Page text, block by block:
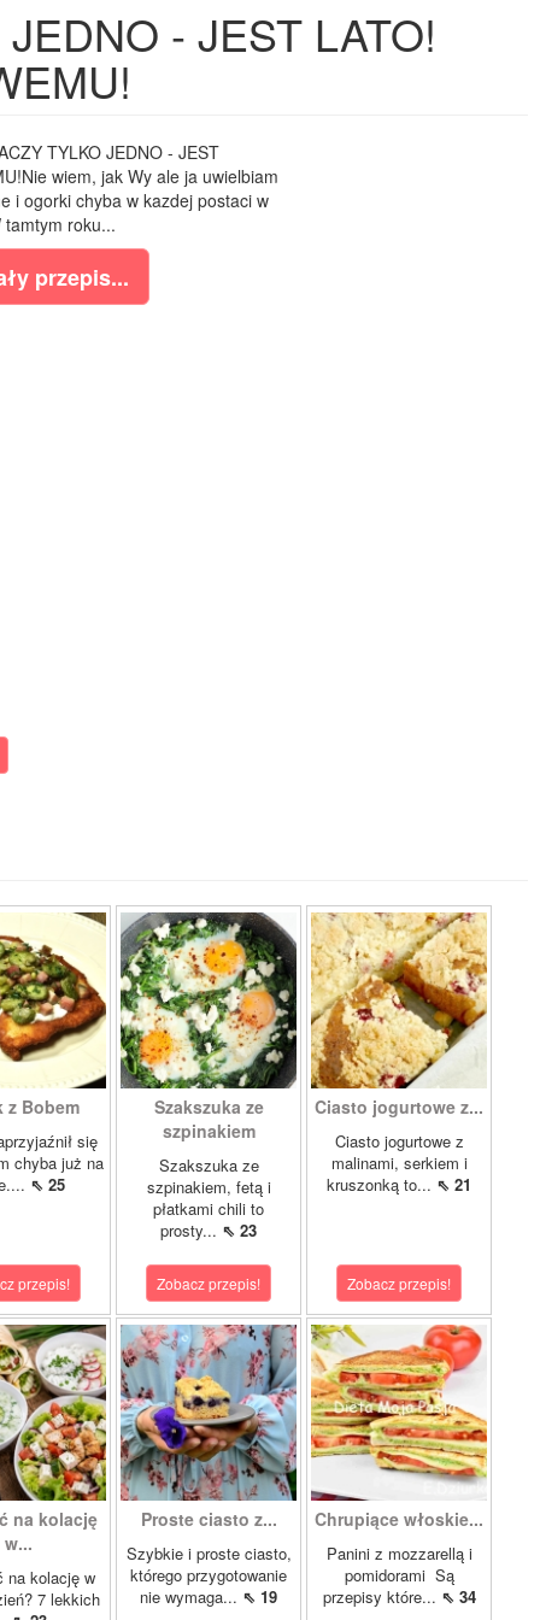
- JEST LATO!
TYLKO JEDNO - JEST
wiem, jak Wy ale ja uwielbiam
i ogorki chyba w kazdej postaci w
tamtym roku...
przepis...
z Bobem
się
chyba już na
⇖ 25
przepis!
Szakszuka ze
szpinakiem
Szakszuka ze
szpinakiem, fetą i
płatkami chili to
prosty... ⇖ 23
Zobacz przepis!
Ciasto jogurtowe z...
Ciasto jogurtowe z
malinami, serkiem i
kruszonką to... ⇖ 21
Zobacz przepis!
na kolację
w...
na kolację w
7 lekkich
Proste ciasto z...
Szybkie i proste ciasto,
którego przygotowanie
nie wymaga... ⇖ 19
Chrupiące włoskie...
Panini z mozzarellą i
pomidorami Są
przepisy które... ⇖ 34